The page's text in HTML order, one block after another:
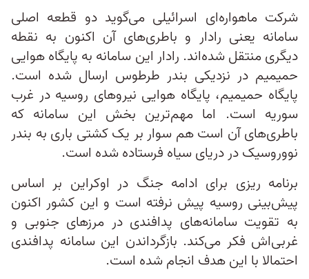
شرکت ماهواره‌ای اسرائیلی می‌گوید دو قطعه اصلی
سامانه یعنی رادار و باطری‌های آن اکنون به نقطه
دیگری منتقل شده‌اند. رادار این سامانه به پایگاه هوایی
حمیمیم در نزدیکی بندر طرطوس ارسال شده است.
پایگاه حمیمیم، پایگاه هوایی نیروهای روسیه در غرب
سوریه است. اما مهم‌ترین بخش این سامانه که
باطری‌های آن است هم سوار بر یک کشتی باری به بندر
نووروسیک در دریای سیاه فرستاده شده است.
برنامه ریزی برای ادامه جنگ در اوکراین بر اساس
پیش‌بینی روسیه پیش نرفته است و این کشور اکنون
به تقویت سامانه‌های پدافندی در مرزهای جنوبی و
غربی‌اش فکر می‌کند. بازگرداندن این سامانه پدافندی
احتمالا با این هدف انجام شده است.